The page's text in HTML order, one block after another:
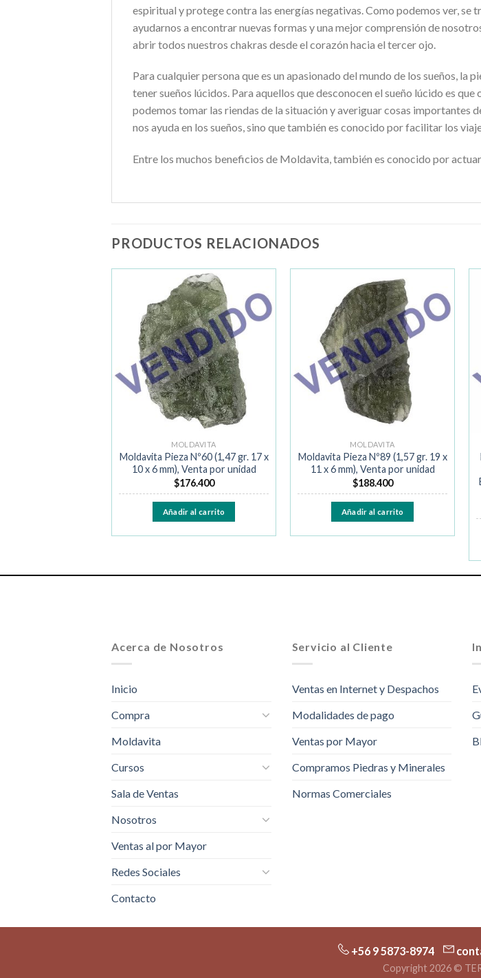
espiritual y protege contra las energías negativas. Como podemos ver, se
ayudarnos a encontrar nuevas formas y una mejor comprensión de
abrir todos nuestros chakras desde el corazón hacia el tercer ojo.
Para cualquier persona que es un apasionado del mundo de los sueños,
tener sueños lúcidos. Para aquellos que desconocen el sueño lúcido es
podemos tomar las riendas de la situación y averiguar cosas importantes
nos ayuda en los sueños, sino que también es conocido por facilitar los
Entre los muchos beneficios de Moldavita, también es conocido por
PRODUCTOS RELACIONADOS
Añadir
a la
lista de
deseos
MOLDAVITA
Moldavita Pieza Nº60 (1,47 gr. 17 x
10 x 6 mm), Venta por unidad
$176.400
Añadir al carrito
Añadir
a la
lista de
deseos
MOLDAVITA
Moldavita Pieza Nº89 (1,57 gr. 19 x
11 x 6 mm), Venta por unidad
$188.400
Añadir al carrito
Acerca de Nosotros
Inicio
Compra
Moldavita
Cursos
Sala de Ventas
Nosotros
Ventas al por Mayor
Redes Sociales
Contacto
Servicio al Cliente
Ventas en Internet y Despachos
Modalidades de pago
Ventas por Mayor
Compramos Piedras y Minerales
Normas Comerciales
+56 9 5873-8974
Copyright 2026 ©